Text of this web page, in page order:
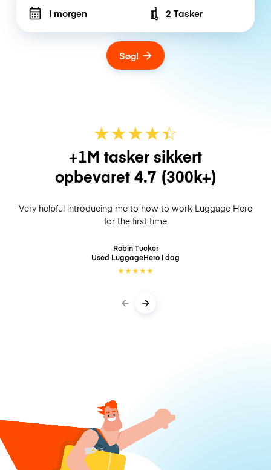
I morgen Number of bags
2 Tasker
Søg!
★★★★☆
★
+1M tasker sikkert
opbevaret 4.7 (300k+)
Very helpful introducing me to how to work Luggage Hero
for the first time
Robin Tucker
Used LuggageHero I dag
★★★★★